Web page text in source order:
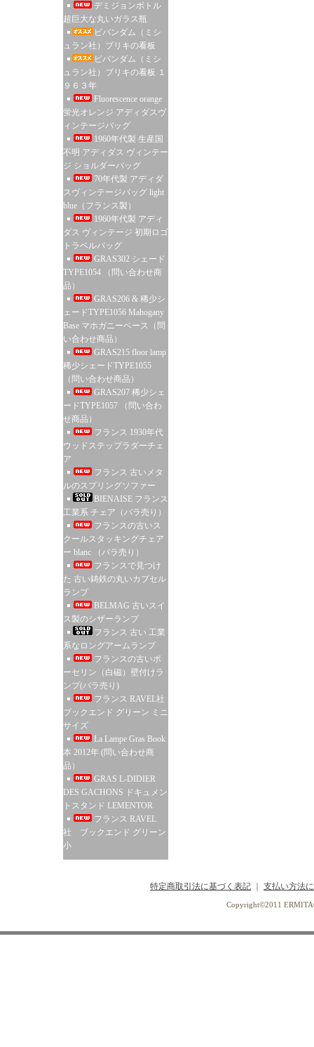
デミジョンボトル
超巨大な丸いガラス瓶
ビバンダム（ミシ
ュラン社）ブリキの看板
ビバンダム（ミシ
ュラン社）ブリキの看板 １
９６３年
Fluorescence orange
蛍光オレンジ アディダスヴ
ィンテージバッグ
1960年代製 生産国
不明 アディダス ヴィンテー
ジ ショルダーバッグ
70年代製 アディダ
スヴィンテージバッグ light
blue（フランス製）
1960年代製 アディ
ダス ヴィンテージ 初期ロゴ
トラベルバッグ
GRAS302 シェード
TYPE1054 （問い合わせ商
品）
GRAS206 & 稀少シ
ェードTYPE1056 Mahogany
Base マホガニーベース（問
い合わせ商品）
GRAS215 floor lamp
稀少シェードTYPE1055
（問い合わせ商品）
GRAS207 稀少シェ
ードTYPE1057 （問い合わ
せ商品）
フランス 1930年代
ウッドステップラダーチェ
ア
フランス 古いメタ
ルのスプリングソファー
BIENAISE フランス
工業系 チェア（バラ売り）
フランスの古いス
クールスタッキングチェア
ー blanc （バラ売り）
フランスで見つけ
た 古い鋳鉄の丸いカプセル
ランプ
BELMAG 古いスイ
ス製のシザーランプ
フランス 古い 工業
系なロングアームランプ
フランスの古いポ
ーセリン（白磁）壁付けラ
ンプ(バラ売り)
フランス RAVEL社
ブックエンド グリーン ミニ
サイズ
La Lampe Gras Book
本 2012年 (問い合わせ商
品）
GRAS L-DIDIER
DES GACHONS ドキュメン
トスタンド LEMENTOR
フランス RAVEL
社 ブックエンド グリーン
小
特定商取引法に基づく表記 支払い方法
Copyright©2011